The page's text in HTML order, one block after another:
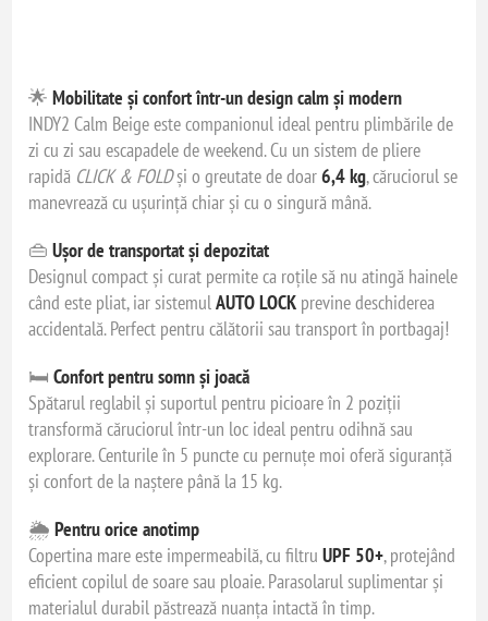
🌟Mobilitate și confort într-un design calm și modern
INDY2 Calm Beige este companionul ideal pentru plimbările de
zi cu zi sau escapadele de weekend. Cu un sistem de pliere
rapidă CLICK & FOLDși o greutate de doar6,4 kg, căruciorul se
manevrează cu ușurință chiar și cu o singură mână.
👜Ușor de transportat și depozitat
Designul compact și curat permite ca roțile să nu atingă hainele
când este pliat, iar sistemulAUTO LOCK previne deschiderea
accidentală. Perfect pentru călătorii sau transport în portbagaj!
🛏️Confort pentru somn și joacă
Spătarul reglabil și suportul pentru picioare în 2 poziții
transformă căruciorul într-un loc ideal pentru odihnă sau
explorare. Centurile în 5 puncte cu pernuțe moi oferă siguranță
și confort de la naștere până la 15 kg.
🌦️Pentru orice anotimp
Copertina mare este impermeabilă, cu filtruUPF 50+, protejând
eficient copilul de soare sau ploaie. Parasolarul suplimentar și
materialul durabil păstrează nuanța intactă în timp.